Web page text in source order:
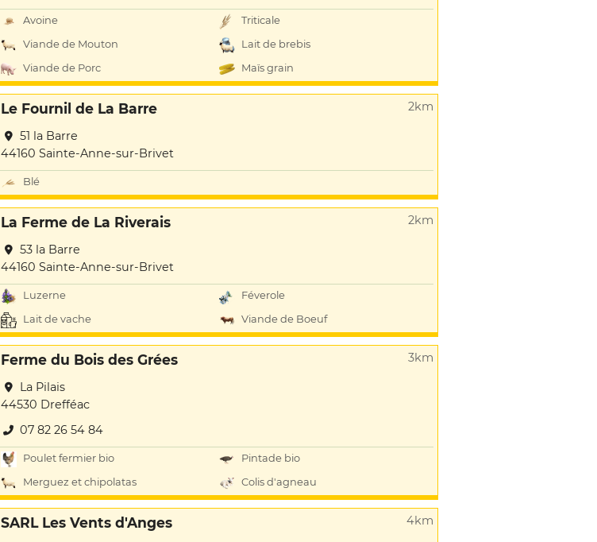
Avoine
Triticale
Viande de Mouton
Lait de brebis
Viande de Porc
Maïs grain
Le Fournil de La Barre 2km
51 la Barre
44160 Sainte-Anne-sur-Brivet
Blé
La Ferme de La Riverais 2km
53 la Barre
44160 Sainte-Anne-sur-Brivet
Luzerne
Féverole
Lait de vache
Viande de Boeuf
Ferme du Bois des Grées 3km
La Pilais
44530 Drefféac
07 82 26 54 84
Poulet fermier bio
Pintade bio
Merguez et chipolatas
Colis d'agneau
SARL Les Vents d'Anges 4km